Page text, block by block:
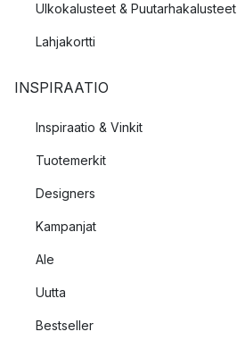
Ulkokalusteet & Puutarhakalusteet
Lahjakortti
INSPIRAATIO
Inspiraatio & Vinkit
Tuotemerkit
Designers
Kampanjat
Ale
Uutta
Bestseller